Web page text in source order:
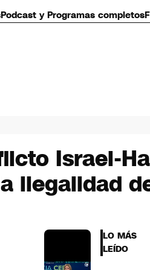
Podcast y Programas completos
Israel-
ilegalidad
LO MÁS
LEÍDO